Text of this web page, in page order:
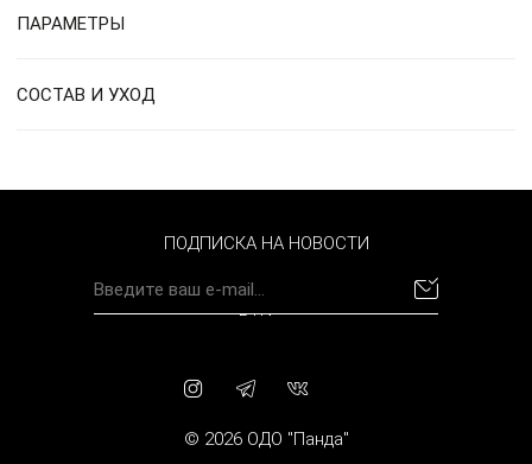
ПАРАМЕТРЫ
СОСТАВ И УХОД
© 2026 ОДО "Панда"
BYN
ПОДПИСКА НА НОВОСТИ